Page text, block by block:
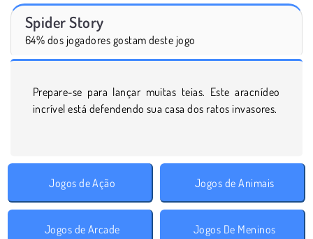
Spider Story
64% dos jogadores gostam deste jogo
Prepare-se para lançar muitas teias. Este aracnídeo
incrível está defendendo sua casa dos ratos invasores.
Jogos de Ação Jogos de Animais
Jogos de Arcade Jogos De Meninos